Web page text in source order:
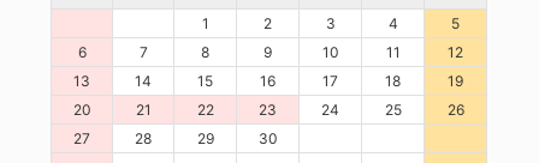
1
2 3 4
5
6
7 8 9 10 11
12
13
14 15 16 17 18
19
20
21 22 23 24 25
26
27
28 29 30